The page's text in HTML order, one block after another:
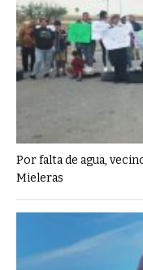
Por falta de agua,
Mieleras